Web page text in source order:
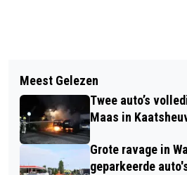
HERENBOEREN DE
MAKEN STAPPEN!
BRONZEN EREPENNING
WETHOUDER VAN WEL
Meest Gelezen
Twee auto’s
Maas in
Grote ravage in
geparkeerde